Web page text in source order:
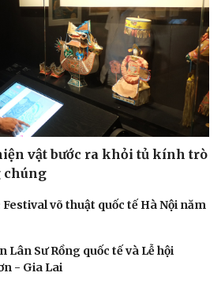
Tình yêu - Gia đình
vật bước ra khỏi tủ kính trò
chúng
võ thuật quốc tế Hà Nội năm
Lân Sư Rồng quốc tế và Lễ hội
- Gia Lai